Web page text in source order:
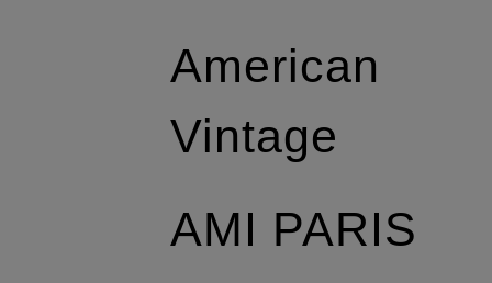
American
Vintage
AMI PARIS